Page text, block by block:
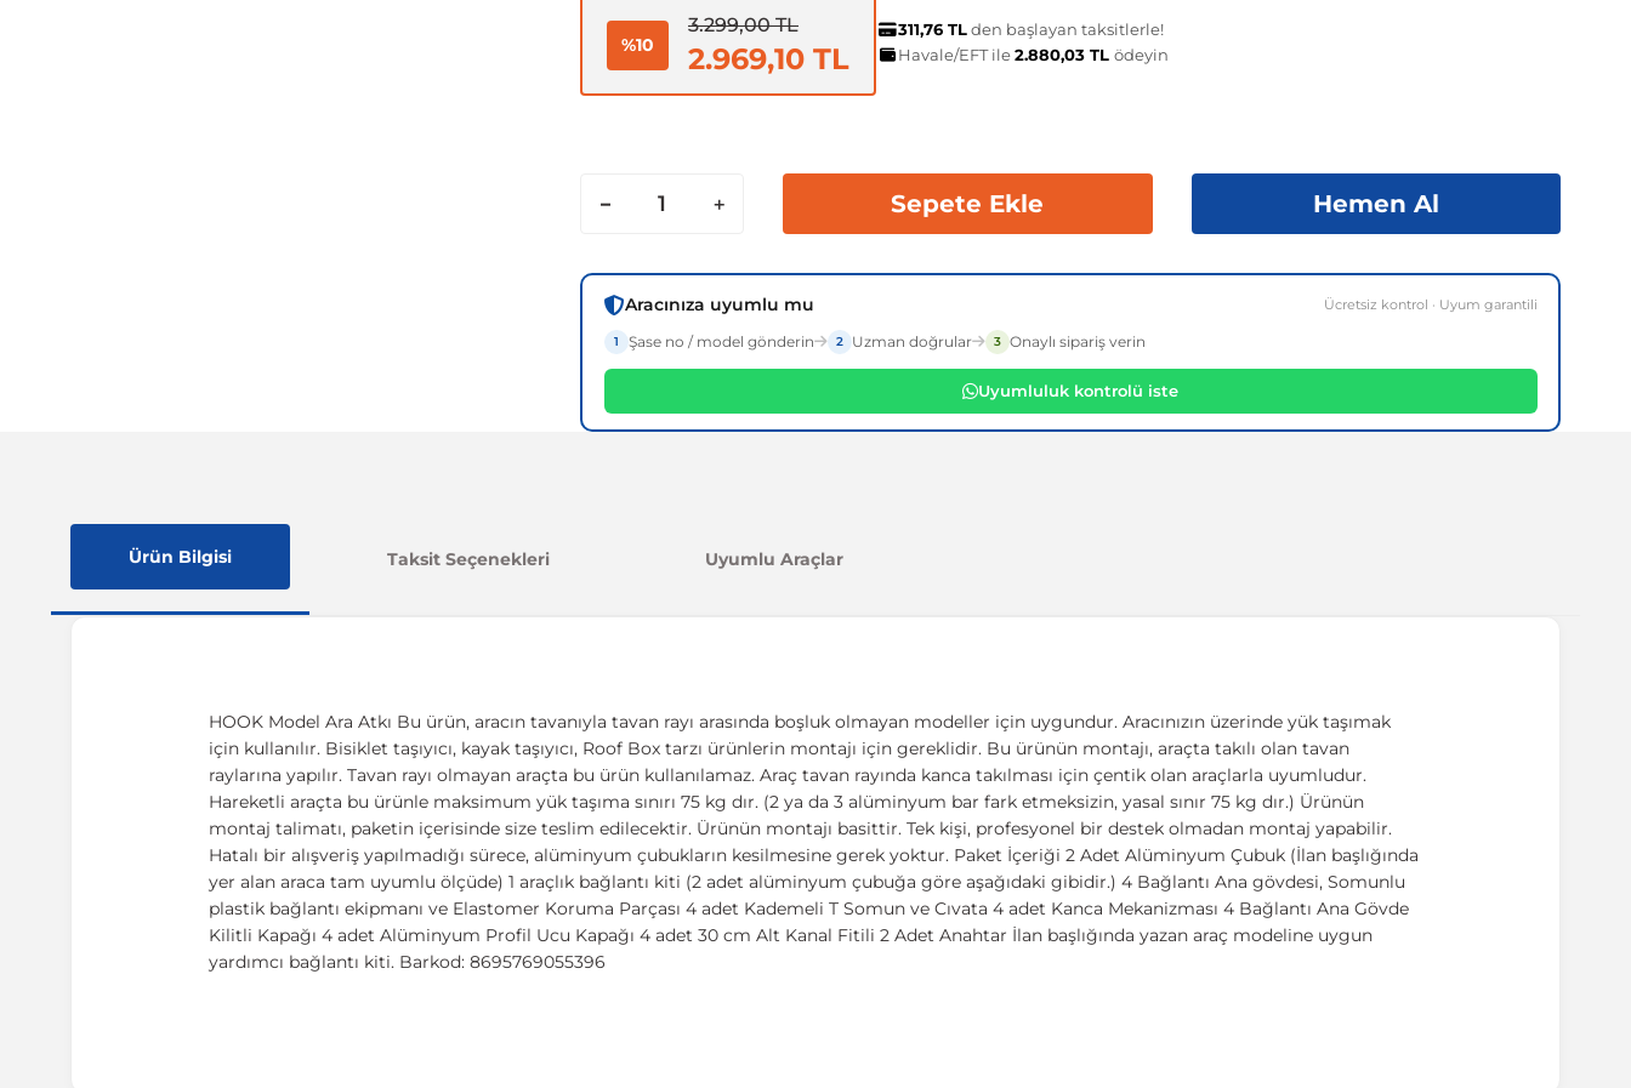
%10
3.299,00 TL
2.969,10 TL
311,76 TLden başlayan taksitlerle!
Havale/EFT ile2.880,03 TL ödeyin
Sepete Ekle Hemen Al
Aracınıza uyumlu mu Ücretsiz kontrol · Uyum garantili
1 Şase no / model gönderin 2 Uzman doğrular 3 Onaylı sipariş verin
Uyumluluk kontrolü iste
Ürün Bilgisi Taksit Seçenekleri Uyumlu Araçlar
HOOK Model Ara Atkı Bu ürün, aracın tavanıyla tavan rayı arasında boşluk olmayan modeller için uygundur. Aracınızın üzerinde yük taşımak
için kullanılır. Bisiklet taşıyıcı, kayak taşıyıcı, Roof Box tarzı ürünlerin montajı için gereklidir. Bu ürünün montajı, araçta takılı olan tavan
raylarına yapılır. Tavan rayı olmayan araçta bu ürün kullanılamaz. Araç tavan rayında kanca takılması için çentik olan araçlarla uyumludur.
Hareketli araçta bu ürünle maksimum yük taşıma sınırı 75 kg dır. (2 ya da 3 alüminyum bar fark etmeksizin, yasal sınır 75 kg dır.) Ürünün
montaj talimatı, paketin içerisinde size teslim edilecektir. Ürünün montajı basittir. Tek kişi, profesyonel bir destek olmadan montaj yapabilir.
Hatalı bir alışveriş yapılmadığı sürece, alüminyum çubukların kesilmesine gerek yoktur. Paket İçeriği 2 Adet Alüminyum Çubuk (İlan başlığında
yer alan araca tam uyumlu ölçüde) 1 araçlık bağlantı kiti (2 adet alüminyum çubuğa göre aşağıdaki gibidir.) 4 Bağlantı Ana gövdesi, Somunlu
plastik bağlantı ekipmanı ve Elastomer Koruma Parçası 4 adet Kademeli T Somun ve Cıvata 4 adet Kanca Mekanizması 4 Bağlantı Ana Gövde
Kilitli Kapağı 4 adet Alüminyum Profil Ucu Kapağı 4 adet 30 cm Alt Kanal Fitili 2 Adet Anahtar İlan başlığında yazan araç modeline uygun
yardımcı bağlantı kiti. Barkod: 8695769055396